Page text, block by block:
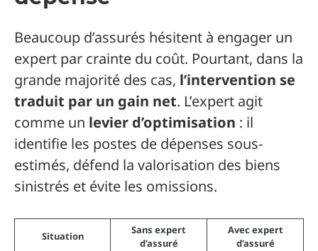
Beaucoup d’assurés hésitent à engager un
expert par crainte du coût. Pourtant, dans la
grande majorité des cas, l’intervention se
traduit par un gain net. L’expert agit
comme un levier d’optimisation : il
identifie les postes de dépenses sous-
estimés, défend la valorisation des biens
sinistrés et évite les omissions.
Situation
Sans expert
d’assuré
Avec expert
d’assuré